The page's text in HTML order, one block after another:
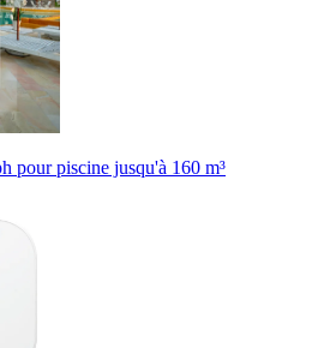
pour piscine jusqu'à 160 m³